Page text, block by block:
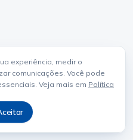
experiência, medir o
comunicações. Você pode
Veja mais em Política